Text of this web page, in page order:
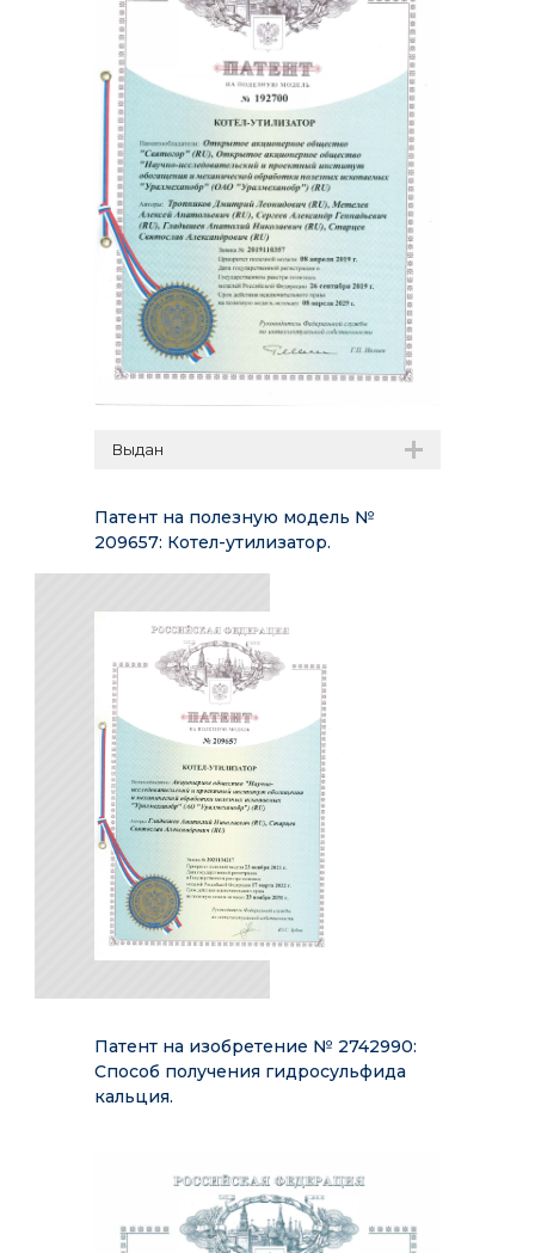
Выдан
Патент на полезную модель №
209657: Котел-утилизатор.
Патент на изобретение № 2742990:
Способ получения гидросульфида
кальция.